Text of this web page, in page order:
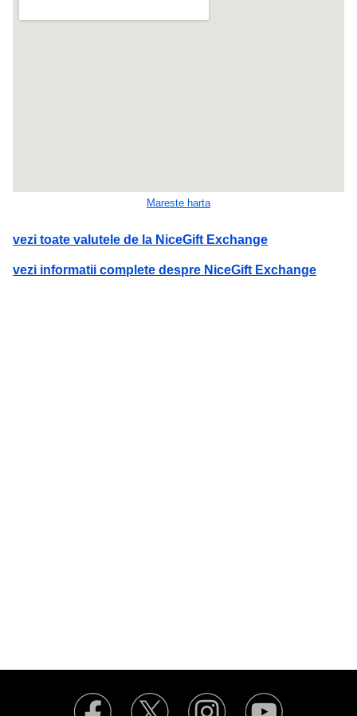
Mareste harta
vezi toate valutele de la NiceGift Exchange
vezi informatii complete despre NiceGift Exchange